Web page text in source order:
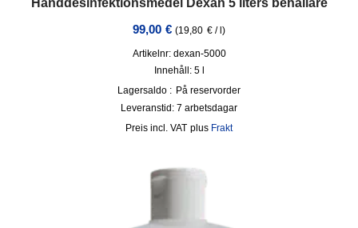
Handdesinfektionsmedel Dexan 5 liters behållare
99,00 € (19,80 € / )
Artikelnr: dexan-5000
Innehåll: 5 l
Lagersaldo : På reservorder
Leveranstid: 7 arbetsdagar
incl. VAT plus Frakt